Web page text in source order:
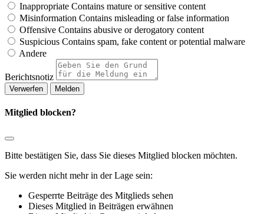
Inappropriate Contains mature or sensitive content
Misinformation Contains misleading or false information
Offensive Contains abusive or derogatory content
Suspicious Contains spam, fake content or potential malware
Andere
Berichtsnotiz
Melden
Mitglied blocken?
Bitte bestätigen Sie, dass Sie dieses Mitglied blocken möchten.
Sie werden nicht mehr in der Lage sein:
Gesperrte Beiträge des Mitglieds sehen
Dieses Mitglied in Beiträgen erwähnen